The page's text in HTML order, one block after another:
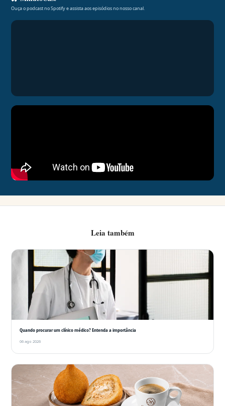
Ouça o podcast no Spotify e assista aos episódios no nosso canal.
Leia também
Quando procurar um clínico médico? Entenda a importância
06 ago 2026